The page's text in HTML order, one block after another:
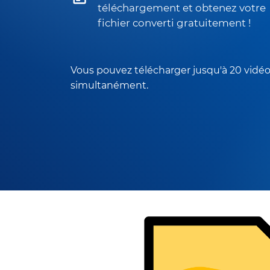
téléchargement et obtenez votre
fichier converti gratuitement !
Vous pouvez télécharger jusqu'à 20
simultanément.